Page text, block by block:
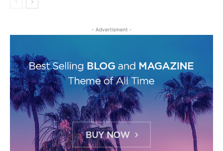
- Advertisment -